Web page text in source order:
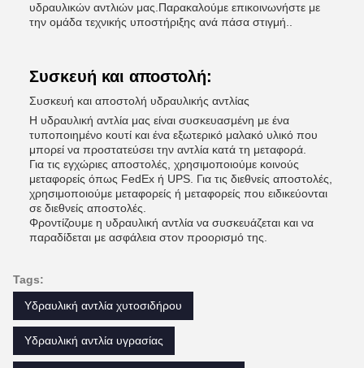
υδραυλικών αντλιών μας.Παρακαλούμε επικοινωνήστε με
την ομάδα τεχνικής υποστήριξης ανά πάσα στιγμή..
Συσκευή και αποστολή:
Συσκευή και αποστολή υδραυλικής αντλίας
Η υδραυλική αντλία μας είναι συσκευασμένη με ένα
τυποποιημένο κουτί και ένα εξωτερικό μαλακό υλικό που
μπορεί να προστατεύσει την αντλία κατά τη μεταφορά.
Για τις εγχώριες αποστολές, χρησιμοποιούμε κοινούς
μεταφορείς όπως FedEx ή UPS. Για τις διεθνείς αποστολές,
χρησιμοποιούμε μεταφορείς ή μεταφορείς που ειδικεύονται
σε διεθνείς αποστολές.
Φροντίζουμε η υδραυλική αντλία να συσκευάζεται και να
παραδίδεται με ασφάλεια στον προορισμό της.
Tags:
Υδραυλική αντλία χυτοσιδήρου
Υδραυλική αντλία υγρασίας